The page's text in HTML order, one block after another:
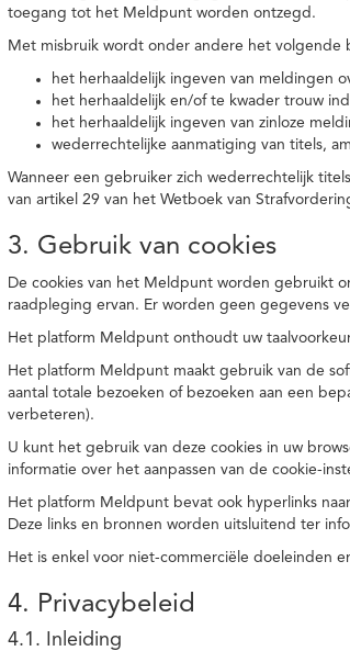
toegang tot het Meldpunt worden ontzegd.
Met misbruik wordt onder andere het volgende
het herhaaldelijk ingeven van meldingen
het herhaaldelijk en/of te kwader trouw
het herhaaldelijk ingeven van zinloze
wederrechtelijke aanmatiging van titels,
Wanneer een gebruiker zich wederrechtelijk
van artikel 29 van het Wetboek van
3. Gebruik van cookies
De cookies van het Meldpunt worden gebruikt
raadpleging ervan. Er worden geen gegevens
Het platform Meldpunt onthoudt uw
Het platform Meldpunt maakt gebruik van de
aantal totale bezoeken of bezoeken aan een
verbeteren).
U kunt het gebruik van deze cookies in uw
informatie over het aanpassen van de cookie-
Het platform Meldpunt bevat ook hyperlinks
Deze links en bronnen worden uitsluitend ter
Het is enkel voor niet-commerciële doeleinden
4. Privacybeleid
4.1. Inleiding